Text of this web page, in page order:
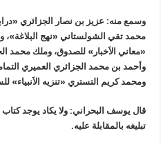
وسمع منه: عزيز بن نصار الجزائري
محمد تقي الشولستاني «نهج
«معاني الاَخبار» للصدوق، وملك محمد
وأحمد بن محمد الجزائري العميري
ومحمد كريم التستري «تنزيه الاَنبياء»
قال يوسف البحراني: ولا يكاد يوجد
تبليغه بالمقابلة عليه.